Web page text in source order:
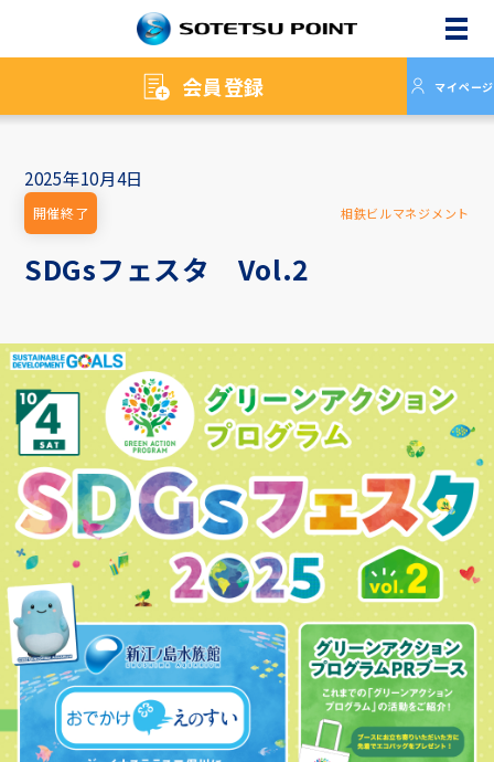
会員登録 マイページ
メニ
2025年10月4日
相鉄ビルマネジメント
開催終了
SDGsフェスタ Vol.2